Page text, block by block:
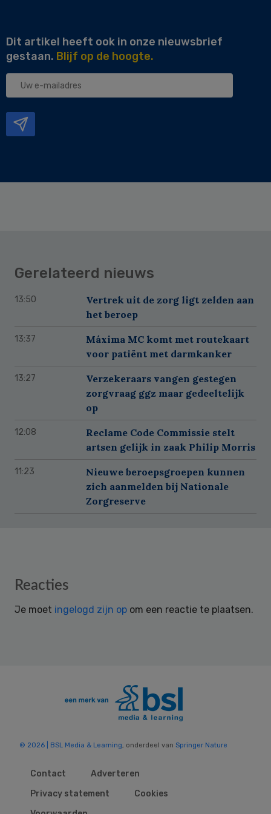
Dit artikel heeft ook in onze nieuwsbrief
gestaan. Blijf op de hoogte.
Uw
Gerelateerd nieuws
13:50
Vertrek uit de zorg ligt zelden aan
het beroep
13:37
Máxima MC komt met routekaart
voor patiënt met darmkanker
13:27
Verzekeraars vangen gestegen
zorgvraag ggz maar gedeeltelijk
op
12:08
Reclame Code Commissie stelt
artsen gelijk in zaak Philip Morris
11:23
Nieuwe beroepsgroepen kunnen
zich aanmelden bij Nationale
Zorgreserve
Reader
Reacties
Je moet ingelogd zijn op om een reactie te plaatsen.
© 2026 | BSL Media & Learning , onderdeel van Springer Nature
Contact
Adverteren
Privacy statement
Cookies